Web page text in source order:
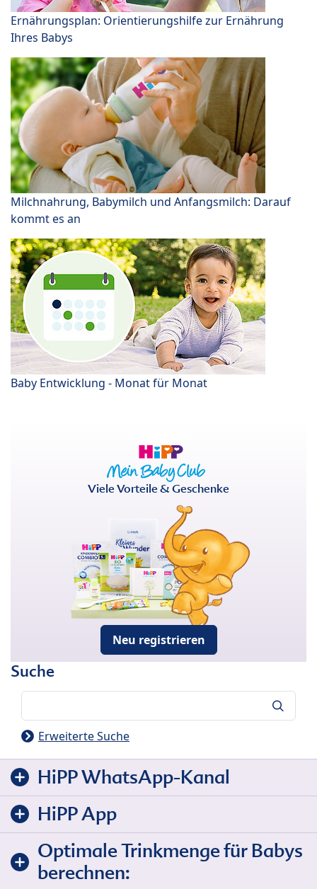
Ernährungsplan: Orientierungshilfe zur Ernährung
Ihres Babys
Milchnahrung, Babymilch und Anfangsmilch: Darauf
kommt es an
Baby Entwicklung - Monat für Monat
Viele Vorteile & Geschenke
Neu registrieren
Suche
Erweiterte Suche
HiPP WhatsApp-Kanal
HiPP App
Optimale Trinkmenge für Babys
berechnen: